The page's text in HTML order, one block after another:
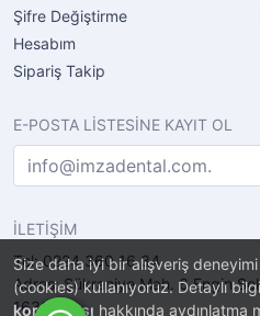
Size daha iyi bir alışveriş
(cookies) kullanıyoruz. Detaylı
korunması hakkında aydınlatma
Şifre Değiştirme
Hesabım
Sipariş Takip
E-POSTA LİSTESİNE KAYIT OL
İLETİŞİM
Tel: 0224 360 16 34
Adres: Şükraniye Mah. 6.Engin
16320